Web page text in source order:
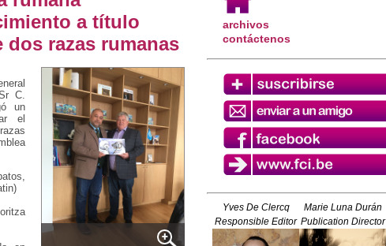
a título
razas rumanas
C.
un
el
archivos
contáctenos
Yves De Clercq
Responsible Editor
Marie Luna Durán
Publication Director